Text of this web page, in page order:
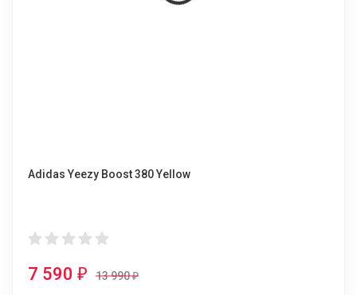
Adidas Yeezy Boost 380 Yellow
7 590 ₽ 13 990₽